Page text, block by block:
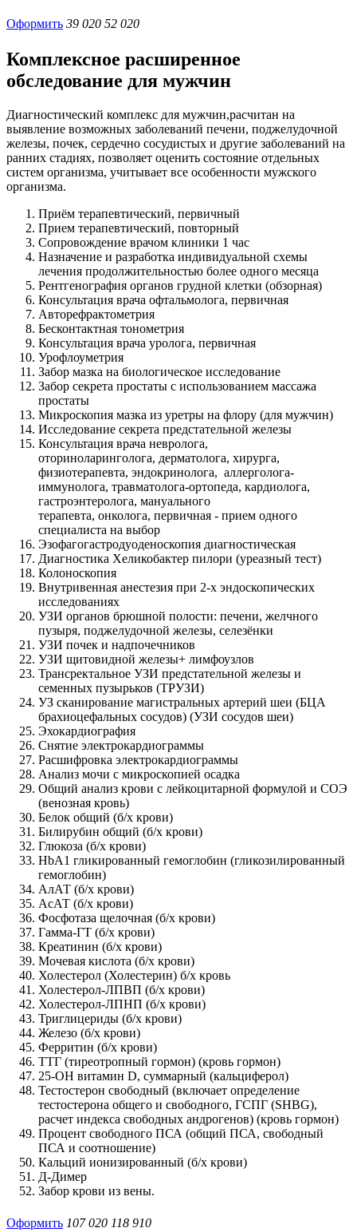
Оформить 39 020 52 020
Комплексное расширенное
обследование для мужчин
Диагностический комплекс для мужчин,расчитан на
выявление возможных заболеваний печени, поджелудочной
железы, почек, сердечно сосудистых и другие заболеваний на
ранних стадиях, позволяет оценить состояние отдельных
систем организма, учитывает все особенности мужского
организма.
Приём терапевтический, первичный
Прием терапевтический, повторный
Сопровождение врачом клиники 1 час
Назначение и разработка индивидуальной схемы
лечения продолжительностью более одного месяца
Рентгенография органов грудной клетки (обзорная)
Консультация врача офтальмолога, первичная
Авторефрактометрия
Бесконтактная тонометрия
Консультация врача уролога, первичная
Урофлоуметрия
Забор мазка на биологическое исследование
Забор секрета простаты с использованием массажа
простаты
Микроскопия мазка из уретры на флору (для мужчин)
Исследование секрета предстательной железы
Консультация врача невролога,
оториноларинголога, дерматолога, хирурга,
физиотерапевта, эндокринолога, аллерголога-
иммунолога, травматолога-ортопеда, кардиолога,
гастроэнтеролога, мануального
терапевта, онколога, первичная - прием одного
специалиста на выбор
Эзофагогастродуоденоскопия диагностическая
Диагностика Хеликобактер пилори (уреазный тест)
Колоноскопия
Внутривенная анестезия при 2-х эндоскопических
исследованиях
УЗИ органов брюшной полости: печени, желчного
пузыря, поджелудочной железы, селезёнки
УЗИ почек и надпочечников
УЗИ щитовидной железы+ лимфоузлов
Трансректальное УЗИ предстательной железы и
семенных пузырьков (ТРУЗИ)
УЗ сканирование магистральных артерий шеи (БЦА
брахиоцефальных сосудов) (УЗИ сосудов шеи)
Эхокардиография
Снятие электрокардиограммы
Расшифровка электрокардиограммы
Анализ мочи с микроскопией осадка
Общий анализ крови с лейкоцитарной формулой и СОЭ
(венозная кровь)
Белок общий (б/х крови)
Билирубин общий (б/х крови)
Глюкоза (б/х крови)
HbA1 гликированный гемоглобин (гликозилированный
гемоглобин)
АлАТ (б/х крови)
АсАТ (б/х крови)
Фосфотаза щелочная (б/х крови)
Гамма-ГТ (б/х крови)
Креатинин (б/х крови)
Мочевая кислота (б/х крови)
Холестерол (Холестерин) б/х кровь
Холестерол-ЛПВП (б/х крови)
Холестерол-ЛПНП (б/х крови)
Триглицериды (б/х крови)
Железо (б/х крови)
Ферритин (б/х крови)
ТТГ (тиреотропный гормон) (кровь гормон)
25-OH витамин D, суммарный (кальциферол)
Тестостерон свободный (включает определение
тестостерона общего и свободного, ГСПГ (SHBG),
расчет индекса свободных андрогенов) (кровь гормон)
Процент свободного ПСА (общий ПСА, свободный
ПСА и соотношение)
Кальций ионизированный (б/х крови)
Д-Димер
Забор крови из вены.
Оформить 107 020 118 910